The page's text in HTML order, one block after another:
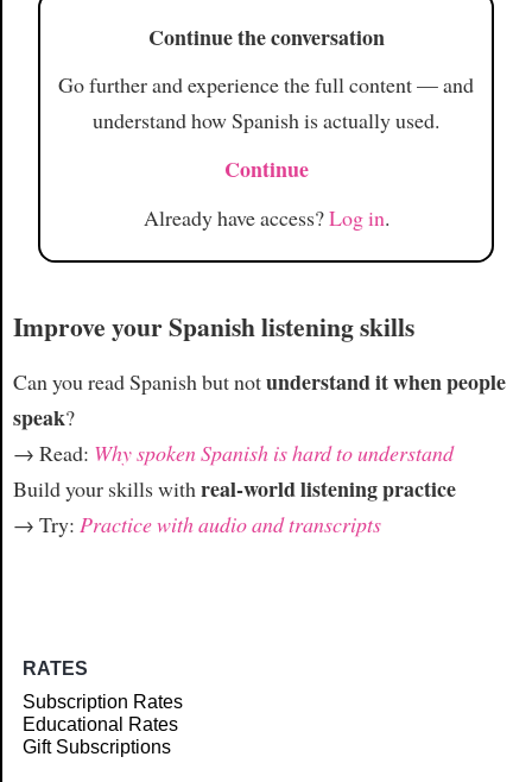
Continue the conversation
Go further and experience the full content — and
understand how Spanish is actually used.
Continue
Already have access?Log in.
Improve your Spanish listening skills
Can you read Spanish but notunderstand it when people
speak?
→ Read: Why spoken Spanish is hard to understand
Build your skills withreal-world listening practice
→ Try: Practice with audio and transcripts
RATES
Subscription Rates
Educational Rates
Gift Subscriptions